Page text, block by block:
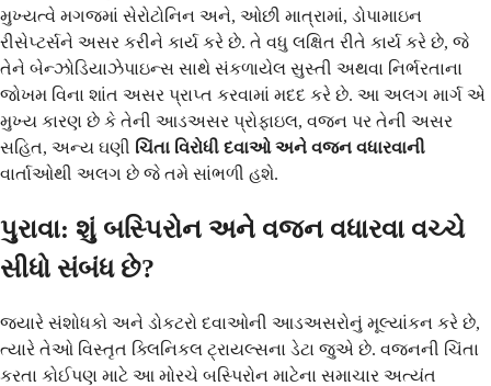
મુખ્યત્વે મગજમાં સેરોટોનિન અને, ઓછી માત્રામાં, ડોપામાઇન
રીસેપ્ટર્સને અસર કરીને કાર્ય કરે છે. તે વધુ લક્ષિત રીતે કાર્ય કરે છે, જે
તેને બેન્ઝોડિયાઝેપાઇન્સ સાથે સંકળાયેલ સુસ્તી અથવા નિર્ભરતાના
જોખમ વિના શાંત અસર પ્રાપ્ત કરવામાં મદદ કરે છે. આ અલગ માર્ગ એ
મુખ્ય કારણ છે કે તેની આડઅસર પ્રોફાઇલ, વજન પર તેની અસર
સહિત, અન્ય ઘણી ચિંતા વિરોધી દવાઓ અને વજન વધારવાની
વાર્તાઓથી અલગ છે જે તમે સાંભળી હશે.
પુરાવા: શું બસ્પિરોન અને વજન વધારવા વચ્ચે
સીધો સંબંધ છે?
જ્યારે સંશોધકો અને ડોકટરો દવાઓની આડઅસરોનું મૂલ્યાંકન કરે છે,
ત્યારે તેઓ વિસ્તૃત ક્લિનિકલ ટ્રાયલ્સના ડેટા જુએ છે. વજનની ચિંતા
કરતા કોઈપણ માટે આ મોરચે બસ્પિરોન માટેના સમાચાર અત્યંત